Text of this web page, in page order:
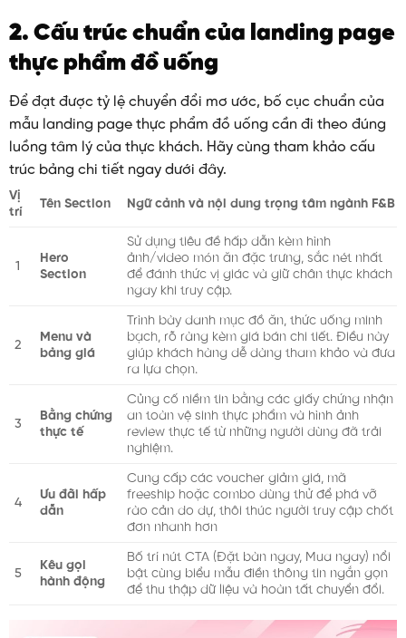
2. Cấu trúc chuẩn của landing page
thực phẩm đồ uống
Để đạt được tỷ lệ chuyển đổi mơ ước, bố cục chuẩn của
mẫu landing page thực phẩm đồ uống cần đi theo đúng
luồng tâm lý của thực khách. Hãy cùng tham khảo cấu
trúc bảng chi tiết ngay dưới đây.
Vị
trí
Tên Section Ngữ cảnh và nội dung trọng tâm ngành F&B
1
Hero
Section
Sử dụng tiêu đề hấp dẫn kèm hình
ảnh/video món ăn đặc trưng, sắc nét nhất
để đánh thức vị giác và giữ chân thực khách
ngay khi truy cập.
2
Menu và
bảng giá
Trình bày danh mục đồ ăn, thức uống minh
bạch, rõ ràng kèm giá bán chi tiết. Điều này
giúp khách hàng dễ dàng tham khảo và đưa
ra lựa chọn.
3
Bằng chứng
thực tế
Củng cố niềm tin bằng các giấy chứng nhận
an toàn vệ sinh thực phẩm và hình ảnh
review thực tế từ những người dùng đã trải
nghiệm.
4
Ưu đãi hấp
dẫn
Cung cấp các voucher giảm giá, mã
freeship hoặc combo dùng thử để phá vỡ
rào cản do dự, thôi thúc người truy cập chốt
đơn nhanh hơn
5
Kêu gọi
hành động
Bố trí nút CTA (Đặt bàn ngay, Mua ngay) nổi
bật cùng biểu mẫu điền thông tin ngắn gọn
để thu thập dữ liệu và hoàn tất chuyển đổi.